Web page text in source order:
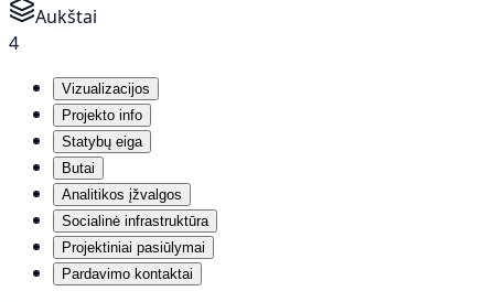
Aukštai
4
Vizualizacijos
Projekto info
Statybų eiga
Butai
Analitikos įžvalgos
Socialinė infrastruktūra
Projektiniai pasiūlymai
Pardavimo kontaktai